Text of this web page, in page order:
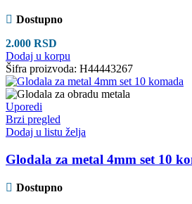
Dostupno
2.000 RSD
Dodaj u korpu
Šifra proizvoda: H44443267
Uporedi
Brzi pregled
Dodaj u listu želja
Glodala za metal 4mm set 10
Dostupno